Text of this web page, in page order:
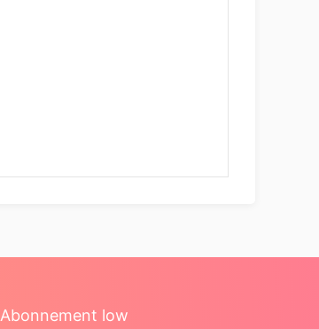
Abonnement low